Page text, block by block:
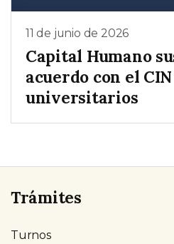
11 de junio de 2026
Capital Humano
acuerdo con el
universitarios
Trámites
Turnos